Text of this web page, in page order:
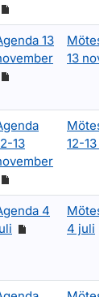
13
13
13
12-13
4
4 juli